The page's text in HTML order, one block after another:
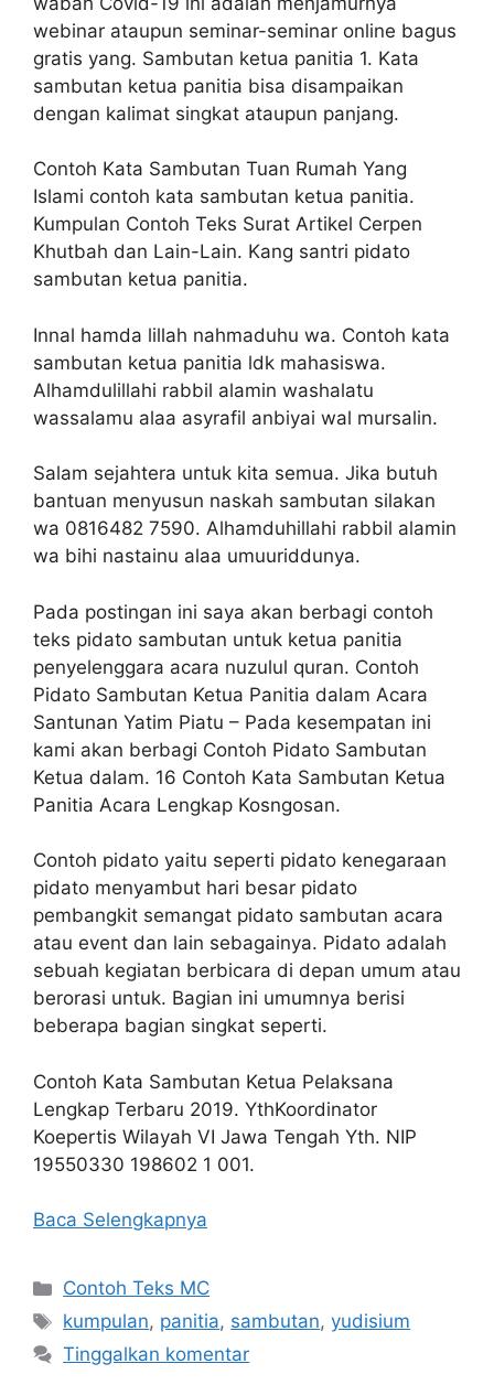
webinar ataupun seminar-seminar online bagus
gratis yang. Sambutan ketua panitia 1. Kata
sambutan ketua panitia bisa disampaikan
dengan kalimat singkat ataupun panjang.
Contoh Kata Sambutan Tuan Rumah Yang
Islami contoh kata sambutan ketua panitia.
Kumpulan Contoh Teks Surat Artikel Cerpen
Khutbah dan Lain-Lain. Kang santri pidato
sambutan ketua panitia.
Innal hamda lillah nahmaduhu wa. Contoh kata
sambutan ketua panitia ldk mahasiswa.
Alhamdulillahi rabbil alamin washalatu
wassalamu alaa asyrafil anbiyai wal mursalin.
Salam sejahtera untuk kita semua. Jika butuh
bantuan menyusun naskah sambutan silakan
wa 0816482 7590. Alhamduhillahi rabbil alamin
wa bihi nastainu alaa umuuriddunya.
Pada postingan ini saya akan berbagi contoh
teks pidato sambutan untuk ketua panitia
penyelenggara acara nuzulul quran. Contoh
Pidato Sambutan Ketua Panitia dalam Acara
Santunan Yatim Piatu – Pada kesempatan ini
kami akan berbagi Contoh Pidato Sambutan
Ketua dalam. 16 Contoh Kata Sambutan Ketua
Panitia Acara Lengkap Kosngosan.
Contoh pidato yaitu seperti pidato kenegaraan
pidato menyambut hari besar pidato
pembangkit semangat pidato sambutan acara
atau event dan lain sebagainya. Pidato adalah
sebuah kegiatan berbicara di depan umum atau
berorasi untuk. Bagian ini umumnya berisi
beberapa bagian singkat seperti.
Contoh Kata Sambutan Ketua Pelaksana
Lengkap Terbaru 2019. YthKoordinator
Koepertis Wilayah VI Jawa Tengah Yth. NIP
19550330 198602 1 001.
Baca Selengkapnya
Kategori
Contoh Teks MC
Tag
kumpulan, panitia, sambutan,yudisium
Tinggalkan komentar